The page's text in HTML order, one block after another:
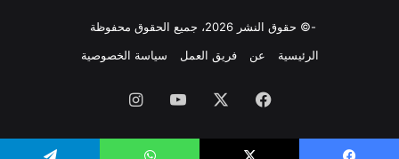
-© حقوق النشر 2026، جميع الحقوق محفوظة
الرئيسية
عن فريق العمل سياسة الخصوصية
فيسبوك يوتيوبانستقرام